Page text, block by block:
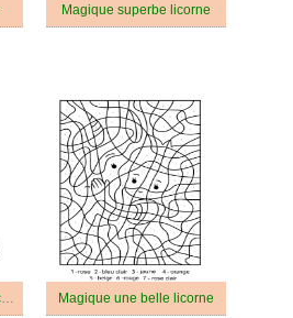
Magique superbe licorne
Magique une adorable licorne Magique une belle licorne